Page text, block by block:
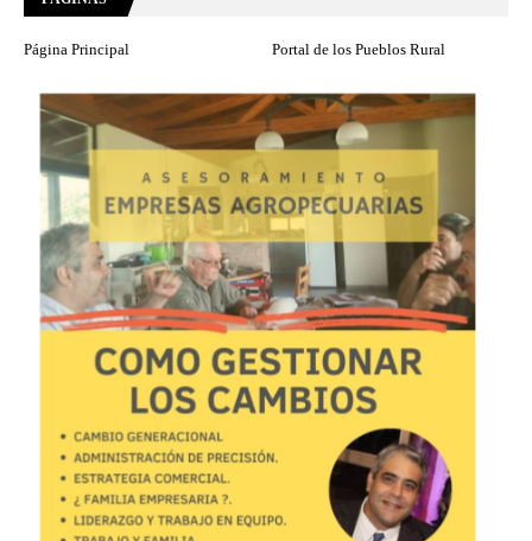
Página Principal Portal de los Pueblos Rural